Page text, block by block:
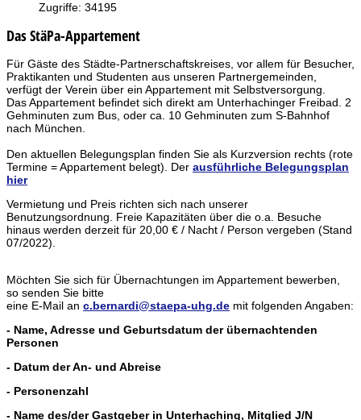
Zugriffe: 34195
Das StäPa-Appartement
Für Gäste des Städte-Partnerschaftskreises, vor allem für Besucher,
Praktikanten und Studenten aus unseren Partnergemeinden,
verfügt der Verein über ein Appartement mit Selbstversorgung.
Das Appartement befindet sich direkt am Unterhachinger Freibad. 2
Gehminuten zum Bus, oder ca. 10 Gehminuten zum S-Bahnhof
nach München.
Den aktuellen Belegungsplan finden Sie als Kurzversion rechts (rote
Termine = Appartement belegt). Der ausführliche Belegungsplan
hier
Vermietung und Preis richten sich nach unserer
Benutzungsordnung. Freie Kapazitäten über die o.a. Besuche
hinaus werden derzeit für 20,00 € / Nacht / Person vergeben (Stand
07/2022).
Möchten Sie sich für Übernachtungen im Appartement bewerben,
so senden Sie bitte
eine E-Mail an c.bernardi@staepa-uhg.de mit folgenden Angaben:
- Name, Adresse und Geburtsdatum der übernachtenden
Personen
- Datum der An- und Abreise
- Personenzahl
- Name des/der Gastgeber in Unterhaching, Mitglied J/N